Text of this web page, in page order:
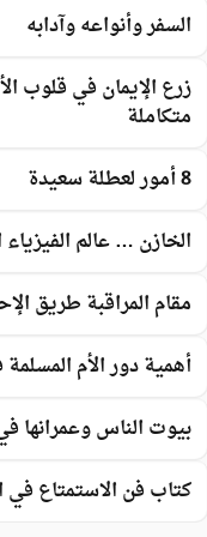
السفر وأنواعه وآدابه
زرع الإيمان في قلوب
متكاملة
8 أمور لعطلة سعيدة
الخازن … عالم
مقام المراقبة طريق
أهمية دور الأم
بيوت الناس وعمرانها
كتاب فن الاستمتاع في